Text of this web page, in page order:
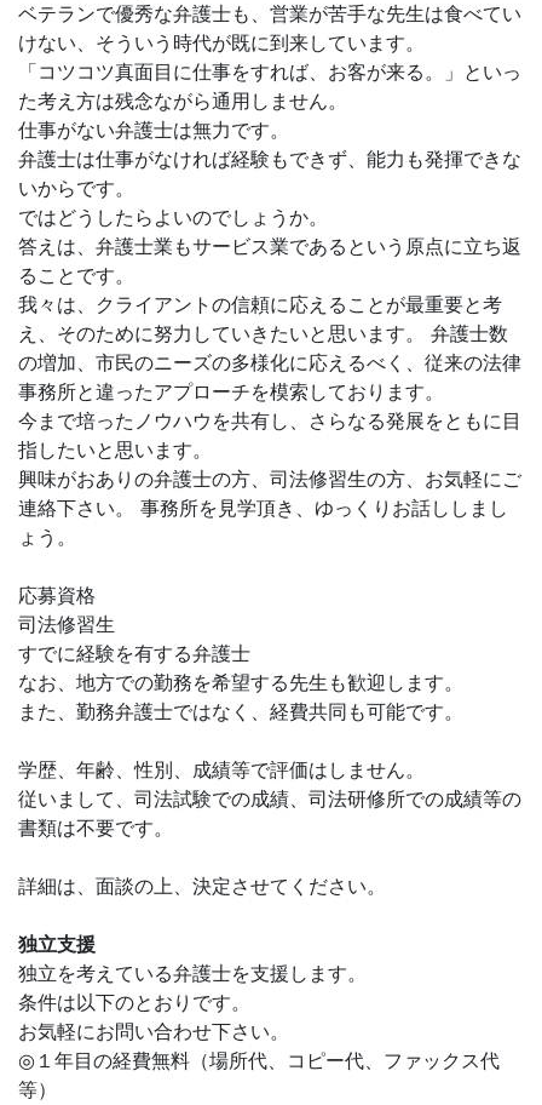
ベテランで優秀な弁護士も、営業が苦手な先生は食べてい
けない、そういう時代が既に到来しています。
「コツコツ真面目に仕事をすれば、お客が来る。」といっ
た考え方は残念ながら通用しません。
仕事がない弁護士は無力です。
弁護士は仕事がなければ経験もできず、能力も発揮できな
いからです。
ではどうしたらよいのでしょうか。
答えは、弁護士業もサービス業であるという原点に立ち返
ることです。
我々は、クライアントの信頼に応えることが最重要と考
え、そのために努力していきたいと思います。 弁護士数
の増加、市民のニーズの多様化に応えるべく、従来の法律
事務所と違ったアプローチを模索しております。
今まで培ったノウハウを共有し、さらなる発展をともに目
指したいと思います。
興味がおありの弁護士の方、司法修習生の方、お気軽にご
連絡下さい。 事務所を見学頂き、ゆっくりお話ししまし
ょう。
応募資格
司法修習生
すでに経験を有する弁護士
なお、地方での勤務を希望する先生も歓迎します。
また、勤務弁護士ではなく、経費共同も可能です。
学歴、年齢、性別、成績等で評価はしません。
従いまして、司法試験での成績、司法研修所での成績等の
書類は不要です。
詳細は、面談の上、決定させてください。
独立支援
独立を考えている弁護士を支援します。
条件は以下のとおりです。
お気軽にお問い合わせ下さい。
◎１年目の経費無料（場所代、コピー代、ファックス代
等）